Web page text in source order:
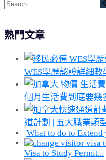
熱門文章
WES學歷認證詳細
個月生活費到底要幾
道計劃 | 五大職業類
What to do to Extend
Visa to Study Permit...